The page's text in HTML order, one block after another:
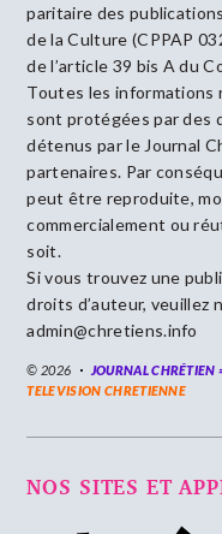
paritaire des
de la Culture (CPPAP
de l’article 39 bis A du
Toutes les informations
sont protégées par des
détenus par le Journal
partenaires. Par
peut être reproduite,
commercialement ou
soit.
Si vous trouvez une
droits d’auteur, veuillez
admin@chretiens.info
© 2026 JOURNAL CHRÉTIEN
TELEVISION CHRETIENNE
NOS SITES ET